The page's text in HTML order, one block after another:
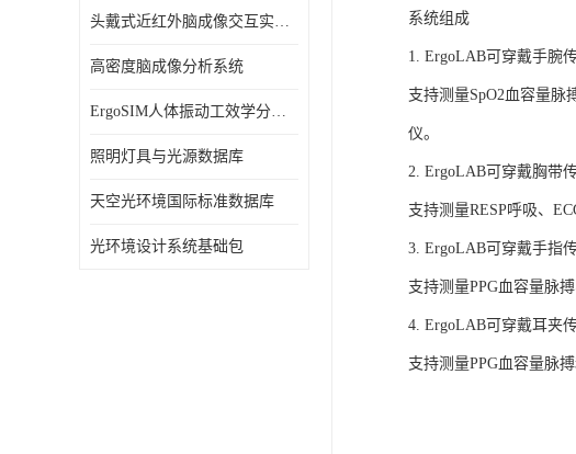
头戴式近红外脑成像交互实验室
高密度脑成像分析系统
ErgoSIM人体振动工效学分析系统
照明灯具与光源数据库
天空光环境国际标准数据库
光环境设计系统基础包
系统组成
1. ErgoLAB可穿戴手腕
支持测量SpO2血容量
仪。
2. ErgoLAB可穿戴胸带
支持测量RESP呼吸、
3. ErgoLAB可穿戴手指
支持测量PPG血容量脉
4. ErgoLAB可穿戴耳夹
支持测量PPG血容量脉